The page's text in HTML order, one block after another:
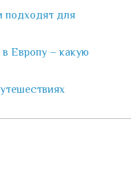
подходят для
Европу – какую